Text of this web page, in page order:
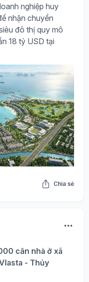
nghiệp huy
nhận chuyển
đô thị quy mô
18 tỷ USD tại
Chia sẻ
căn nhà ở xã
- Thủy